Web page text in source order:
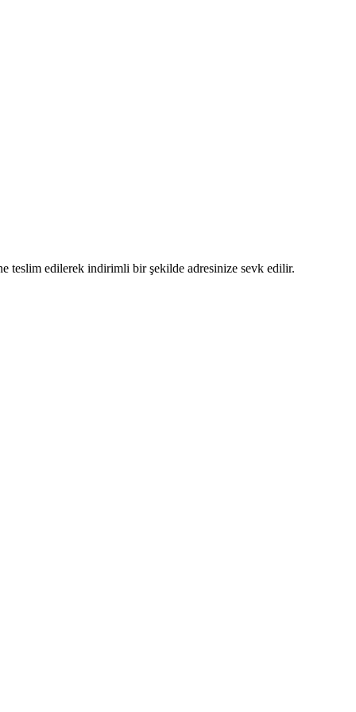
teslim edilerek indirimli bir şekilde adresinize sevk edilir.